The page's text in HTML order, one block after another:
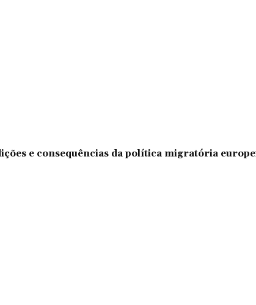
e consequências da política migratória